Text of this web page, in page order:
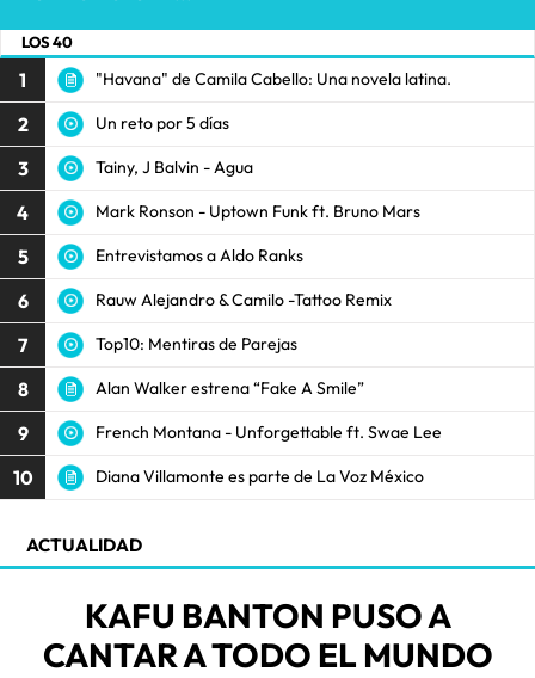
LOS 40
1 "Havana" de Camila Cabello: Una novela latina.
2 Un reto por 5 días
3 Tainy, J Balvin - Agua
4 Mark Ronson - Uptown Funk ft. Bruno Mars
5 Entrevistamos a Aldo Ranks
6 Rauw Alejandro & Camilo -Tattoo Remix
7 Top10: Mentiras de Parejas
8 Alan Walker estrena “Fake A Smile”
9 French Montana - Unforgettable ft. Swae Lee
10 Diana Villamonte es parte de La Voz México
ACTUALIDAD
KAFU BANTON PUSO A
CANTAR A TODO EL MUNDO